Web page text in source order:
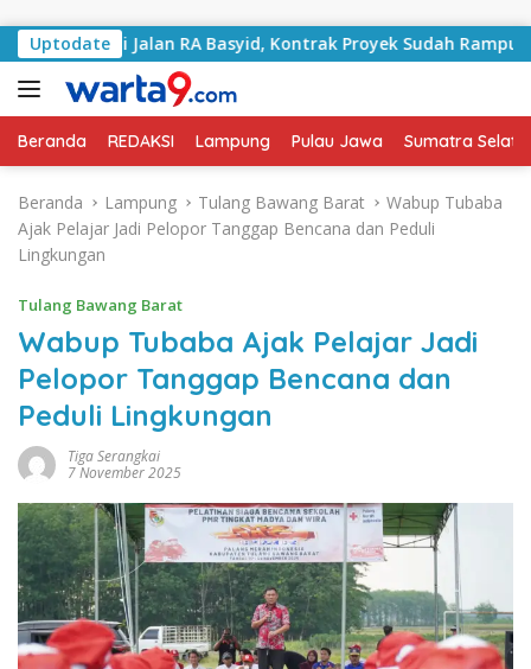
Uptodate
Jalan RA Basyid, Kontrak Proyek Sudah Rampung
Beranda REDAKSI Lampung Pulau Jawa Sumatra
Beranda Lampung Tulang Bawang Barat
Wabup Tubaba
Ajak Pelajar Jadi Pelopor Tanggap Bencana dan Peduli
Lingkungan
Tulang Bawang Barat
Wabup Tubaba Ajak Pelajar Jadi
Pelopor Tanggap Bencana dan
Peduli Lingkungan
Tiga Serangkai
7 November 2025